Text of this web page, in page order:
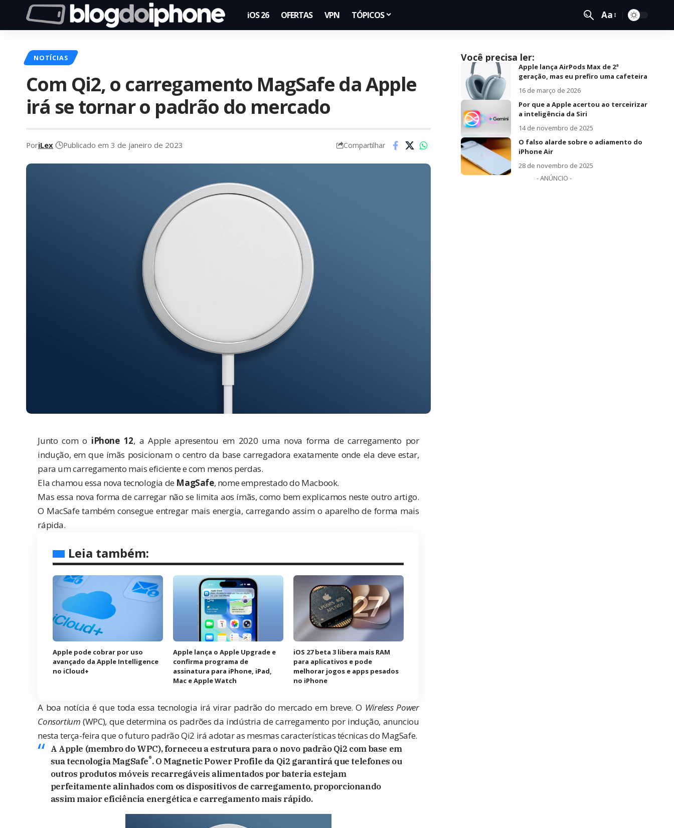
iOS 26 OFERTAS VPN TÓPICOS Aa
NOTÍCIAS
Com Qi2, o carregamento MagSafe da Apple
irá se tornar o padrão do mercado
PoriLex Publicado em 3 de janeiro de 2023 Compartilhar
Junto com o iPhone 12, a Apple apresentou em 2020 uma nova forma de carregamento por
indução, em que ímãs posicionam o centro da base carregadora exatamente onde ela deve estar,
para um carregamento mais eficiente e com menos perdas.
Ela chamou essa nova tecnologia de MagSafe, nome emprestado do Macbook.
Mas essa nova forma de carregar não se limita aos ímãs, como bem explicamos neste outro artigo.
O MacSafe também consegue entregar mais energia, carregando assim o aparelho de forma mais
rápida.
Leia também:
Apple pode cobrar por uso
avançado da Apple Intelligence
no iCloud+
Apple lança o Apple Upgrade e
confirma programa de
assinatura para iPhone, iPad,
Mac e Apple Watch
iOS 27 beta 3 libera mais RAM
para aplicativos e pode
melhorar jogos e apps pesados
no iPhone
A boa notícia é que toda essa tecnologia irá virar padrão do mercado em breve. O Wireless Power
Consortium (WPC), que determina os padrões da indústria de carregamento por indução, anunciou
nesta terça-feiraque o futuro padrão Qi2 irá adotar as mesmas características técnicas do MagSafe.
A Apple (membro do WPC), forneceu a estrutura para o novo padrão Qi2 com base em
sua tecnologia MagSafe®. O Magnetic Power Profile da Qi2 garantirá que telefones ou
outros produtos móveis recarregáveis alimentados por bateria estejam
perfeitamente alinhados com os dispositivos de carregamento, proporcionando
assim maior eficiência energética e carregamento mais rápido.
Você precisa ler:
Apple lança AirPods Max de 2ª
geração, mas eu prefiro uma cafeteira
16 de março de 2026
Por que a Apple acertou ao terceirizar
a inteligência da Siri
14 de novembro de 2025
O falso alarde sobre o adiamento do
iPhone Air
28 de novembro de 2025
- ANÚNCIO -